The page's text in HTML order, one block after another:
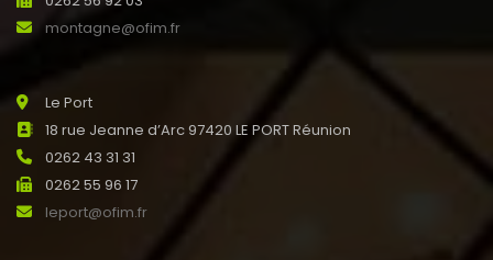
montagne@ofim.fr
Le Port
18 rue Jeanne d’Arc 97420 LE PORT Réunion
0262 43 31 31
0262 55 96 17
leport@ofim.fr